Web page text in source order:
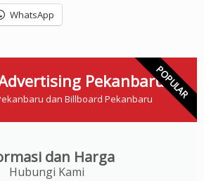
WhatsApp
Pekanbaru
dan Billboard Pekanbaru
dan Harga
Hubungi Kami
POPULAR